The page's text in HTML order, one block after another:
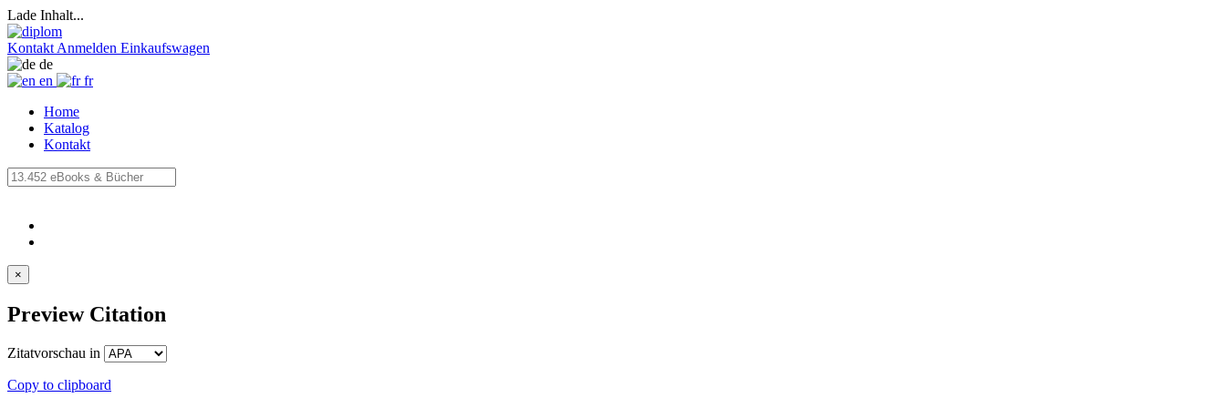
Lade Inhalt...
Kontakt Anmelden Einkaufswagen
de
en
fr
Home
Katalog
Kontakt
×
Preview Citation
Zitatvorschau in
Copy to clipboard